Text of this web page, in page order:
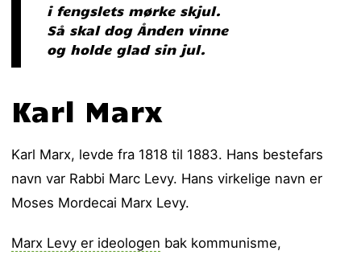
i fengslets mørke skjul.
Så skal dog Ånden vinne
og holde glad sin jul.
Karl Marx
Karl Marx, levde fra 1818 til 1883. Hans bestefars
navn var Rabbi Marc Levy. Hans virkelige navn er
Moses Mordecai Marx Levy.
Marx Levy er ideologen bak kommunisme,